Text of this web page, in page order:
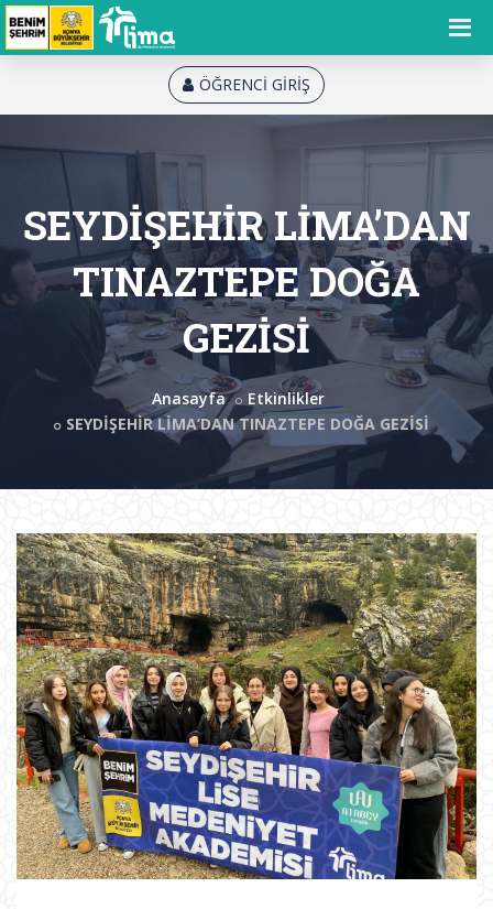
ÖĞRENCİ GİRİŞ
SEYDİŞEHİR LİMA’DAN
TINAZTEPE DOĞA
GEZİSİ
Anasayfa
Etkinlikler
SEYDİŞEHİR LİMA’DAN TINAZTEPE DOĞA GEZİSİ